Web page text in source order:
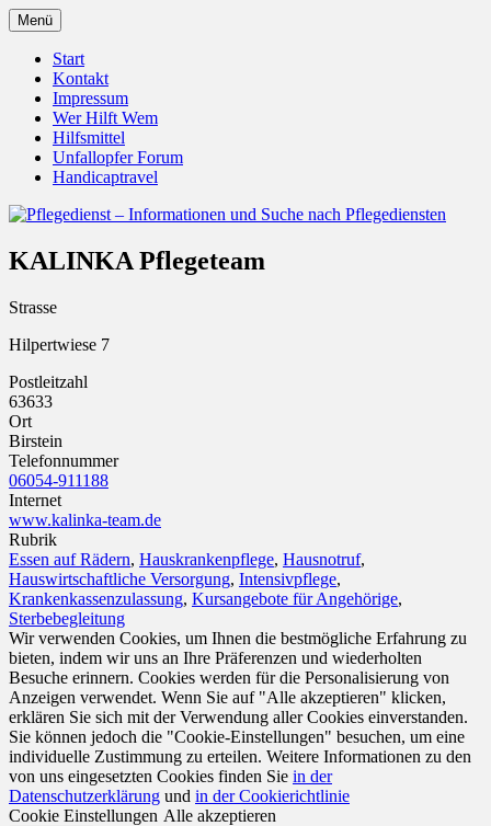
Zum
Inhalt
springen
Pflegedienst – Informationen
und Suche nach Pflegediensten
Unfallopfer – Hilfswerk
Menü
Start
Kontakt
Impressum
Wer Hilft Wem
Hilfsmittel
Unfallopfer Forum
Handicaptravel
KALINKA Pflegeteam
Strasse
Hilpertwiese 7
Postleitzahl
63633
Ort
Birstein
Telefonnummer
06054-911188
Internet
www.kalinka-team.de
Rubrik
Essen auf Rädern, Hauskrankenpflege, Hausnotruf,
Hauswirtschaftliche Versorgung, Intensivpflege,
Krankenkassenzulassung, Kursangebote für Angehörige,
Sterbebegleitung
Wir verwenden Cookies, um Ihnen die bestmögliche Erfahrung zu
bieten, indem wir uns an Ihre Präferenzen und wiederholten
Besuche erinnern. Cookies werden für die Personalisierung von
Anzeigen verwendet. Wenn Sie auf "Alle akzeptieren" klicken,
erklären Sie sich mit der Verwendung aller Cookies einverstanden.
Sie können jedoch die "Cookie-Einstellungen" besuchen, um eine
individuelle Zustimmung zu erteilen. Weitere Informationen zu den
von uns eingesetzten Cookies finden Sie in der
Datenschutzerklärung und in der Cookierichtlinie
Cookie Einstellungen Alle akzeptieren